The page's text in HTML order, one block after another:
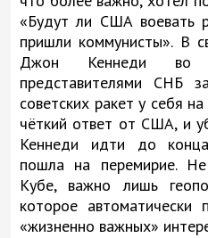
«Будут ли США воевать
пришли коммунисты». В
Джон Кеннеди во
представителями СНБ
советских ракет у себя
чёткий ответ от США, и
Кеннеди идти до
пошла на перемирие.
Кубе, важно лишь
которое
«жизненно важных»